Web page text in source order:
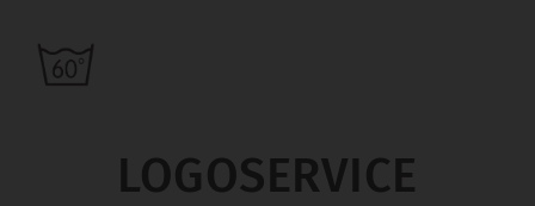
LOGOSERVICE